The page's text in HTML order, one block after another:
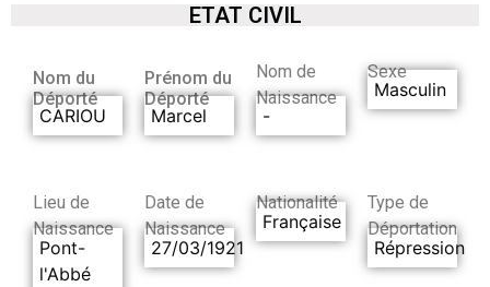
ETAT CIVIL
Nom du
Déporté
CARIOU
Prénom du
Déporté
Marcel
Nom de
Naissance
-
Sexe
Masculin
Lieu de
Naissance
Pont-
l'Abbé
Date de
Naissance
27/03/1921
Nationalité
Française
Type de
Déportation
Répression